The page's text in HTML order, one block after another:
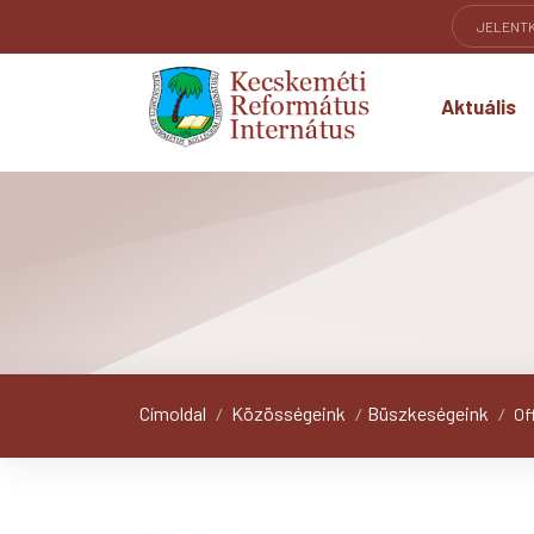
Aktuális
Címoldal / Közösségeink / Büszkeségeink /